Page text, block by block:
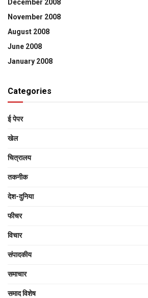
December 2008
November 2008
August 2008
June 2008
January 2008
Categories
ई पेपर
खेल
चित्रालय
तकनीक
देश-दुनिया
फीचर
विचार
संपादकीय
समाचार
समाद विशेष